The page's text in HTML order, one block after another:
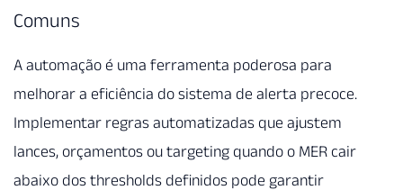
Comuns
A automação é uma ferramenta poderosa para
melhorar a eficiência do sistema de alerta precoce.
Implementar regras automatizadas que ajustem
lances, orçamentos ou targeting quando o MER cair
abaixo dos thresholds definidos pode garantir